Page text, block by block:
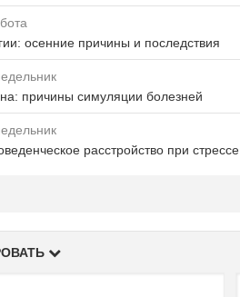
осенние причины и последствия
причины симуляции болезней
расстройство при стрессе